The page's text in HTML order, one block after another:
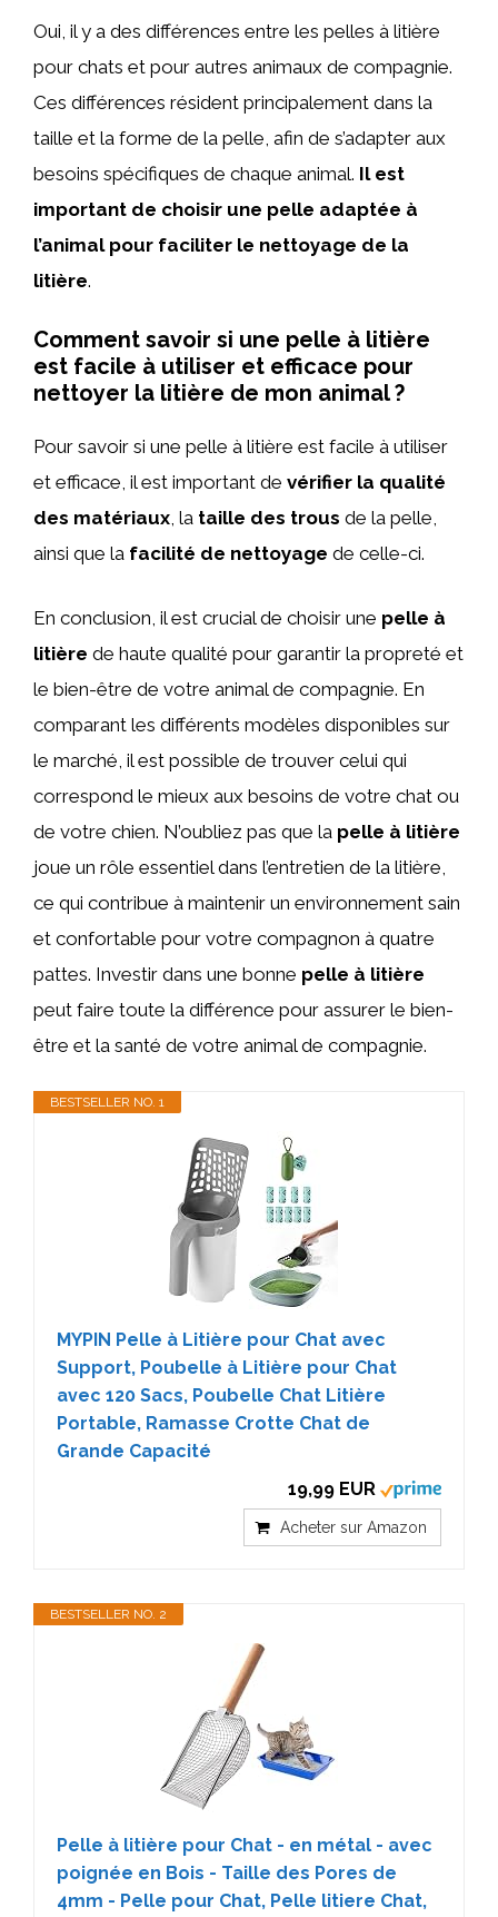
Oui, il y a des différences entre les pelles à litière
pour chats et pour autres animaux de compagnie.
Ces différences résident principalement dans la
taille et la forme de la pelle, afin de s’adapter aux
besoins spécifiques de chaque animal. Il est
important de choisir une pelle adaptée à
l’animal pour faciliter le nettoyage de la
litière.
Comment savoir si une pelle à litière
est facile à utiliser et efficace pour
nettoyer la litière de mon animal ?
Pour savoir si une pelle à litière est facile à utiliser
et efficace, il est important de vérifier la qualité
des matériaux, la taille des trous de la pelle,
ainsi que la facilité de nettoyage de celle-ci.
En conclusion, il est crucial de choisir une pelle à
litière de haute qualité pour garantir la propreté et
le bien-être de votre animal de compagnie. En
comparant les différents modèles disponibles sur
le marché, il est possible de trouver celui qui
correspond le mieux aux besoins de votre chat ou
de votre chien. N’oubliez pas que la pelle à litière
joue un rôle essentiel dans l’entretien de la litière,
ce qui contribue à maintenir un environnement sain
et confortable pour votre compagnon à quatre
pattes. Investir dans une bonne pelle à litière
peut faire toute la différence pour assurer le bien-
être et la santé de votre animal de compagnie.
BESTSELLER NO. 1
MYPIN Pelle à Litière pour Chat avec
Support, Poubelle à Litière pour Chat
avec 120 Sacs, Poubelle Chat Litière
Portable, Ramasse Crotte Chat de
Grande Capacité
19,99 EUR
Acheter sur Amazon
BESTSELLER NO. 2
Pelle à litière pour Chat - en métal - avec
poignée en Bois - Taille des Pores de
4mm - Pelle pour Chat, Pelle litiere Chat,